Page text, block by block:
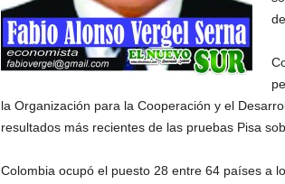
la Organización para la Cooperación y el
resultados más recientes de las pruebas Pisa
Colombia ocupó el puesto 28 entre 64 países a